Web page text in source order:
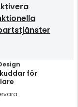
för